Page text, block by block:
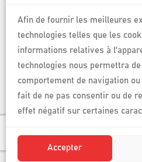
Afin de fournir les meilleures
technologies telles que les
informations relatives à
technologies nous permettra
comportement de navigation
fait de ne pas consentir ou de
effet négatif sur certaines
Accepter
Logiciels de
des
compétences
© June Factory |
Mentions